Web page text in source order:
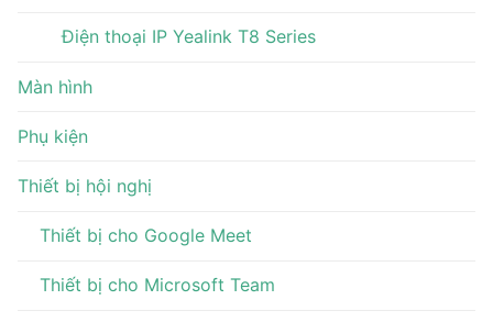
Điện thoại IP Yealink T8 Series
Màn hình
Phụ kiện
Thiết bị hội nghị
Thiết bị cho Google Meet
Thiết bị cho Microsoft Team